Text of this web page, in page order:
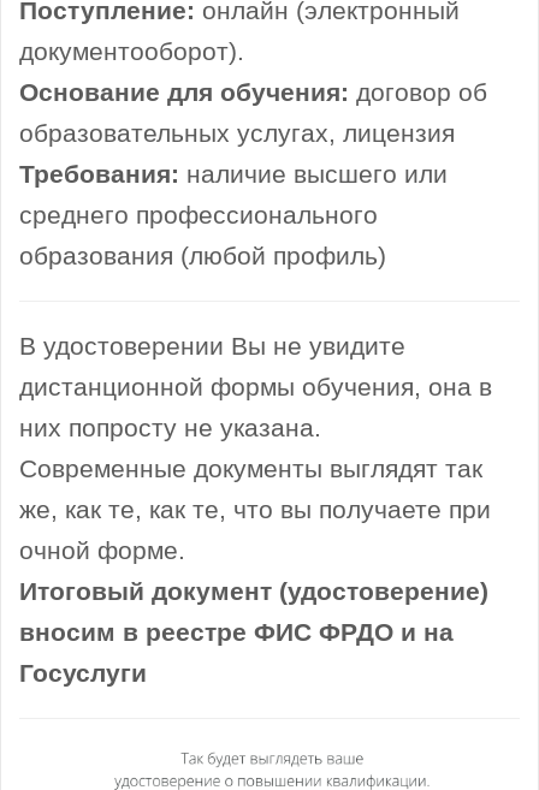
Поступление: онлайн (электронный
документооборот).
Основание для обучения: договор об
образовательных услугах, лицензия
Требования: наличие высшего или
среднего профессионального
образования (любой профиль)
В удостоверении Вы не увидите
дистанционной формы обучения, она в
них попросту не указана.
Современные документы выглядят так
же, как те, как те, что вы получаете при
очной форме.
Итоговый документ (удостоверение)
вносим в реестре ФИС ФРДО и на
Госуслуги